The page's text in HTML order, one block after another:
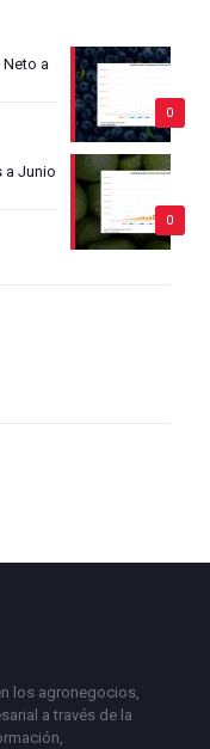
0
a
0
a Junio
los agronegocios,
a través de la